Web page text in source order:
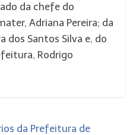
da chefe do
Adriana Pereira; da
dos Santos Silva e, do
Rodrigo
da Prefeitura de